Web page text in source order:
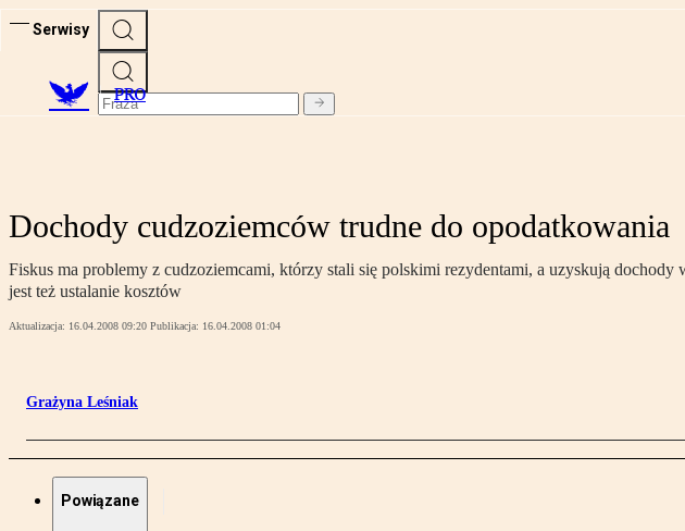
Serwisy
PRO
Dochody cudzoziemców trudne do opodatkowania
Fiskus ma problemy z cudzoziemcami, którzy stali się polskimi rezydentami, a uzyskują
jest też ustalanie kosztów
Aktualizacja: 16.04.2008 09:20 Publikacja: 16.04.2008 01:04
Grażyna Leśniak
Powiązane